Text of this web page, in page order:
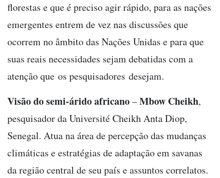
florestas e que é preciso agir rápido, para as nações
emergentes entrem de vez nas discussões que
ocorrem no âmbito das Nações Unidas e para que
suas reais necessidades sejam debatidas com a
atenção que os pesquisadores desejam.
Visão do semi-árido africano–Mbow Cheikh,
pesquisador da Université Cheikh Anta Diop,
Senegal. Atua na área de percepção das mudanças
climáticas e estratégias de adaptação em savanas
da região central de seu país e assuntos correlatos.